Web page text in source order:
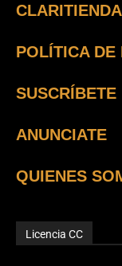
CLARITIENDA
POLÍTICA DE
SUSCRÍBETE
ANUNCIATE
QUIENES
Licencia CC